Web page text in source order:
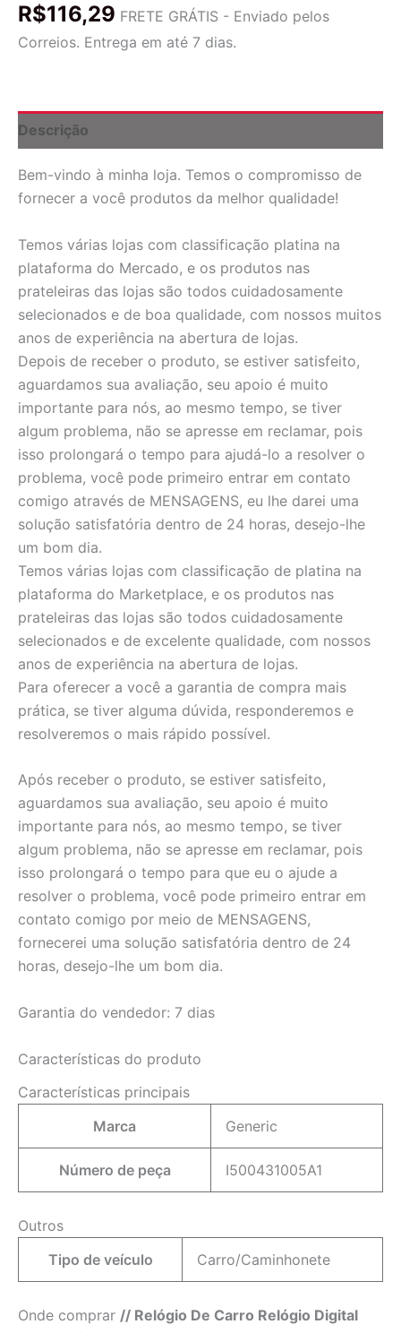
Carro
Digital
R$116,29 FRETE GRÁTIS - Enviado pelos
Correios. Entrega em até 7 dias.
Descrição
Bem-vindo à minha loja. Temos o compromisso de
fornecer a você produtos da melhor qualidade!
Temos várias lojas com classificação platina na
plataforma do Mercado, e os produtos nas
prateleiras das lojas são todos cuidadosamente
selecionados e de boa qualidade, com nossos muitos
anos de experiência na abertura de lojas.
Depois de receber o produto, se estiver satisfeito,
aguardamos sua avaliação, seu apoio é muito
importante para nós, ao mesmo tempo, se tiver
algum problema, não se apresse em reclamar, pois
isso prolongará o tempo para ajudá-lo a resolver o
problema, você pode primeiro entrar em contato
comigo através de MENSAGENS, eu lhe darei uma
solução satisfatória dentro de 24 horas, desejo-lhe
um bom dia.
Temos várias lojas com classificação de platina na
plataforma do Marketplace, e os produtos nas
prateleiras das lojas são todos cuidadosamente
selecionados e de excelente qualidade, com nossos
anos de experiência na abertura de lojas.
Para oferecer a você a garantia de compra mais
prática, se tiver alguma dúvida, responderemos e
resolveremos o mais rápido possível.
Após receber o produto, se estiver satisfeito,
aguardamos sua avaliação, seu apoio é muito
importante para nós, ao mesmo tempo, se tiver
algum problema, não se apresse em reclamar, pois
isso prolongará o tempo para que eu o ajude a
resolver o problema, você pode primeiro entrar em
contato comigo por meio de MENSAGENS,
fornecerei uma solução satisfatória dentro de 24
horas, desejo-lhe um bom dia.
Garantia do vendedor: 7 dias
Características do produto
Características principais
Marca
Generic
Número de peça I500431005A1
Outros
Tipo de veículo
Carro/Caminhonete
Onde comprar // Relógio De Carro Relógio Digital